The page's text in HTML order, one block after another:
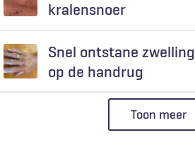
kralensnoer
Snel ontstane zwelling
op de handrug
Toon meer